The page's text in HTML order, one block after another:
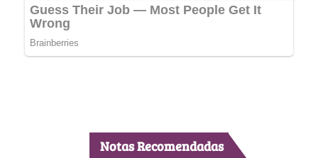
Notas Recomendadas